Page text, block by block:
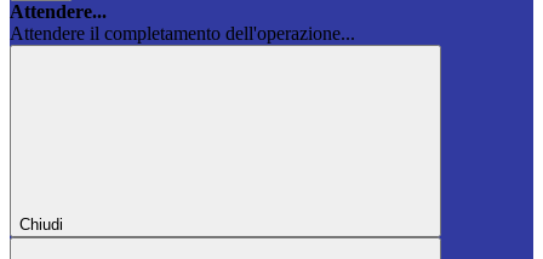
Attendere...
Attendere il completamento dell'operazione...
Chiudi